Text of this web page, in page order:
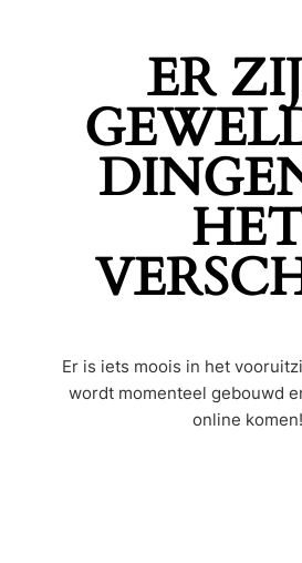
ER
Er is iets moois in het
wordt momenteel gebouwd
online komen!